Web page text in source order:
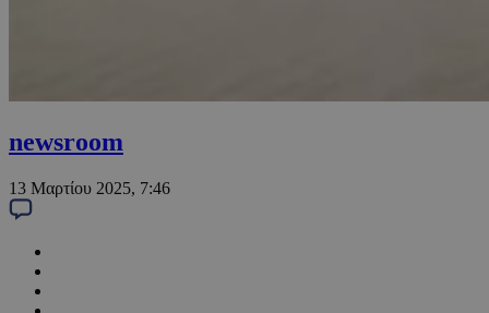
newsroom
13 Μαρτίου 2025, 7:46